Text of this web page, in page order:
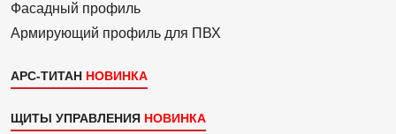
Фасадный профиль
Армиру­ю­щий профиль для ПВХ
АРС-ТИТАН
ЩИТЫ УПРАВЛЕНИЯ